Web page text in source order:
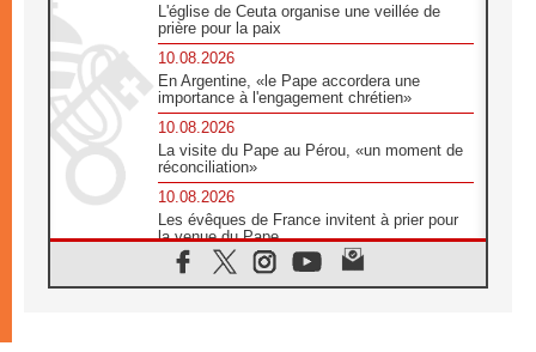
L'église de Ceuta organise une veillée de
prière pour la paix
10.08.2026
En Argentine, «le Pape accordera une
importance à l'engagement chrétien»
10.08.2026
La visite du Pape au Pérou, «un moment de
réconciliation»
10.08.2026
Les évêques de France invitent à prier pour
la venue du Pape
10.08.2026
Création d'un réseau des médias catholiques